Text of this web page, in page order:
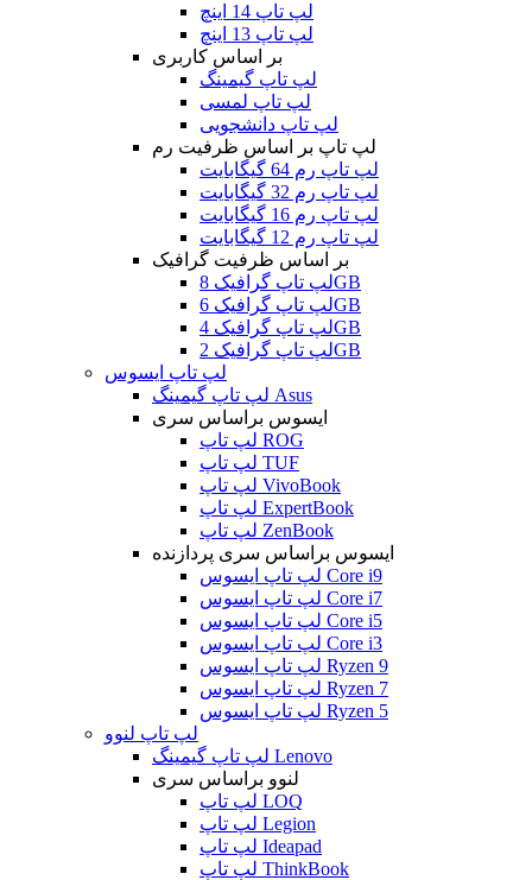
لپ تاپ 14 اینچ
لپ تاپ 13 اینچ
بر اساس کاربری
لپ تاپ گیمینگ
لپ تاپ لمسی
لپ تاپ دانشجویی
لپ تاپ بر اساس ظرفیت رم
لپ تاپ رم 64 گیگابایت
لپ تاپ رم 32 گیگابایت
لپ تاپ رم 16 گیگابایت
لپ تاپ رم 12 گیگابایت
بر اساس ظرفیت گرافیک
لپ تاپ گرافیک 8GB
لپ تاپ گرافیک 6GB
لپ تاپ گرافیک 4GB
لپ تاپ گرافیک 2GB
لپ تاپ ایسوس
لپ تاپ گیمینگ Asus
ایسوس براساس سری
لپ تاپ ROG
لپ تاپ TUF
لپ تاپ VivoBook
لپ تاپ ExpertBook
لپ تاپ ZenBook
ایسوس براساس سری پردازنده
لپ تاپ ایسوس Core i9
لپ تاپ ایسوس Core i7
لپ تاپ ایسوس Core i5
لپ تاپ ایسوس Core i3
لپ تاپ ایسوس Ryzen 9
لپ تاپ ایسوس Ryzen 7
لپ تاپ ایسوس Ryzen 5
لپ تاپ لنوو
لپ تاپ گیمینگ Lenovo
لنوو براساس سری
لپ تاپ LOQ
لپ تاپ Legion
لپ تاپ Ideapad
لپ تاپ ThinkBook